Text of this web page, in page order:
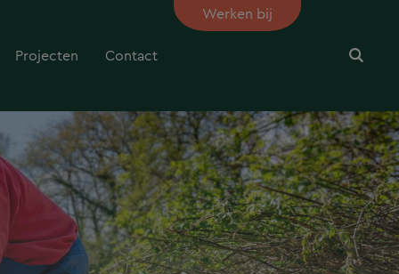
Projecten Contact
Werken bij